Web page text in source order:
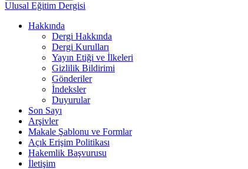
Ulusal Eğitim Dergisi
Hakkında
Dergi Hakkında
Dergi Kurulları
Yayın Etiği ve İlkeleri
Gizlilik Bildirimi
Gönderiler
İndeksler
Duyurular
Son Sayı
Arşivler
Makale Şablonu ve Formlar
Açık Erişim Politikası
Hakemlik Başvurusu
İletişim